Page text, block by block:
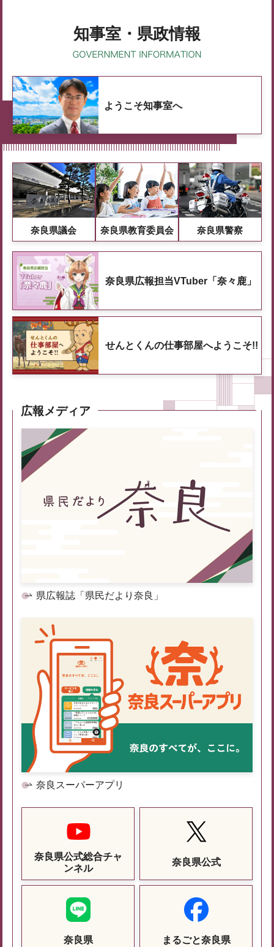
知事室・県政情報
ようこそ知事室へ
奈良県議会 奈良県教育委員会 奈良県警察
奈良県広報担当VTuber「奈々鹿」
せんとくんの仕事部屋へようこそ!!
広報メディア
県広報誌「県民だより奈良」
奈良スーパーアプリ
奈良県公式総合チャ
ンネル
奈良県公式
奈良県 まるごと奈良県